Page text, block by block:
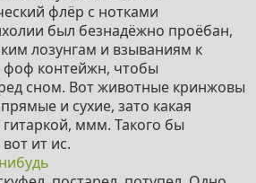
флёр с нотками
был безнадёжно проёбан,
лозунгам и взываниям к
фоф контейжн, чтобы
сном. Вот животные кринжовы
и сухие, зато какая
ммм. Такого бы
ит ис.